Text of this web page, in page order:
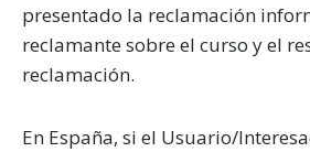
presentado la reclamación
reclamante sobre el curso y el
reclamación.
En España, si el Usuario/